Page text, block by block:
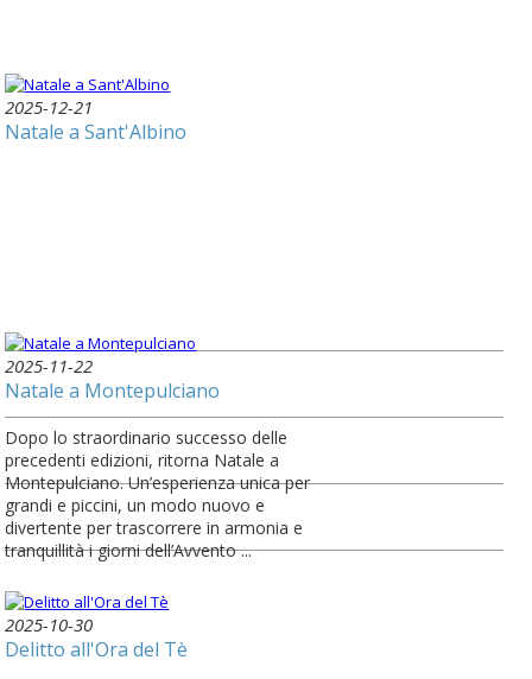
2025-12-21
Natale a Sant'Albino
2025-11-22
Natale a Montepulciano
Dopo lo straordinario successo delle
precedenti edizioni, ritorna Natale a
Montepulciano. Un’esperienza unica per
grandi e piccini, un modo nuovo e
divertente per trascorrere in armonia e
tranquillità i giorni dell’Avvento ...
2025-10-30
Delitto all'Ora del Tè